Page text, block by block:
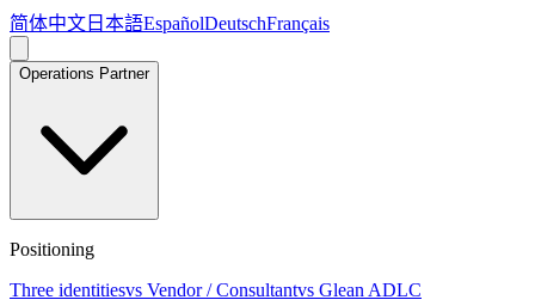
简体中文 日本語EspañolDeutschFrançais
Operations Partner
Positioning
Three identitiesvs Vendor / Consultantvs Glean ADLC